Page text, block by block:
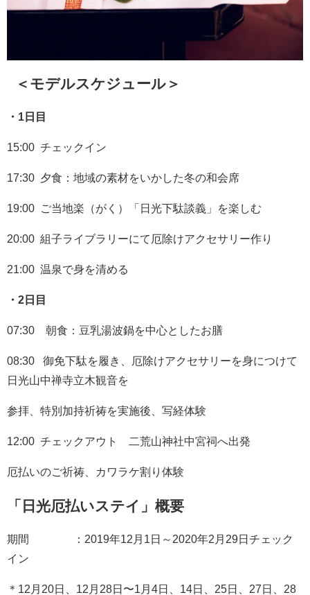
＜モデルスケジュール＞
・1日目
15:00 チェックイン
17:30 夕食：地域の素材をいかした冬の和会席
19:00 ご当地楽（がく）「日光下駄談義」を楽しむ
20:00 組子ライブラリーにて厄除けアクセサリー作り
21:00 温泉で身を清める
・2日目
07:30 朝食：豆乳湯波鍋を中心としたお膳
08:30 御免下駄を履き、厄除けアクセサリーを身につけて
日光山中禅寺立木観音を
参拝、特別加持祈祷を実施後、写経体験
12:00 チェックアウト 二荒山神社中宮祠へ出発
厄払いのご祈祷、カワラケ割り体験
「日光厄払いステイ」概要
期間 ：2019年12月1日～2020年2月29日チェック
イン
＊12月20日、12月28日〜1月4日、14日、25日、27日、28